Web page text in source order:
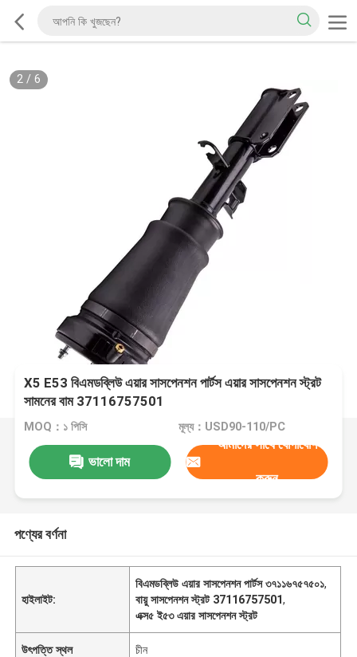
2/ 6
X5 E53 বিএমডব্লিউ এয়ার সাসপেনশন পার্টস এয়ার সাসপেনশন স্ট্রট
সামনের বাম 37116757501
MOQ：১ পিসি মূল্য：USD90-110/PC
ভালো দাম
আমাদের সাথে যোগাযোগ
করুন
পণ্যের বর্ণনা
হাইলাইট:
বিএমডব্লিউ এয়ার সাসপেনশন পার্টস ৩৭১১৬৭৫৭৫০১,
বায়ু সাসপেনশন স্ট্রট 37116757501,
এক্স৫ ই৫৩ এয়ার সাসপেনশন স্ট্রট
উৎপত্তি স্থল চীন